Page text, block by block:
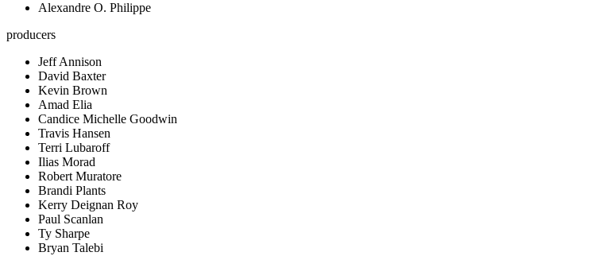
Alexandre O. Philippe
producers
Jeff Annison
David Baxter
Kevin Brown
Amad Elia
Candice Michelle Goodwin
Travis Hansen
Terri Lubaroff
Ilias Morad
Robert Muratore
Brandi Plants
Kerry Deignan Roy
Paul Scanlan
Ty Sharpe
Bryan Talebi